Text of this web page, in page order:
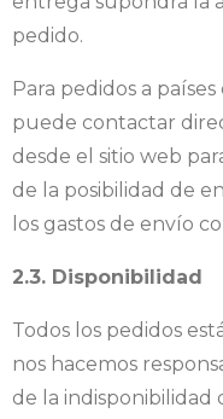
pedido.
Para pedidos a
puede contactar
desde el sitio web
de la posibilidad de
los gastos de envío
2.3. Disponibilidad
Todos los pedidos
nos hacemos
de la indisponibilidad